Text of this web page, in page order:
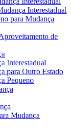
Interestadual
para Mudança
de
Interestadual
para Outro Estado
Pequeno
Mudança